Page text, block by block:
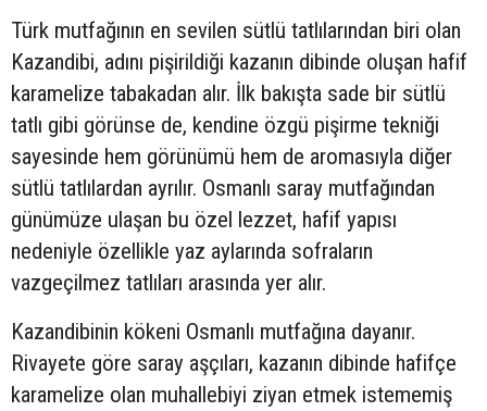
Türk mutfağının en sevilen sütlü tatlılarından biri olan
Kazandibi, adını pişirildiği kazanın dibinde oluşan hafif
karamelize tabakadan alır. İlk bakışta sade bir sütlü
tatlı gibi görünse de, kendine özgü pişirme tekniği
sayesinde hem görünümü hem de aromasıyla diğer
sütlü tatlılardan ayrılır. Osmanlı saray mutfağından
günümüze ulaşan bu özel lezzet, hafif yapısı
nedeniyle özellikle yaz aylarında sofraların
vazgeçilmez tatlıları arasında yer alır.
Kazandibinin kökeni Osmanlı mutfağına dayanır.
Rivayete göre saray aşçıları, kazanın dibinde hafifçe
karamelize olan muhallebiyi ziyan etmek istememiş